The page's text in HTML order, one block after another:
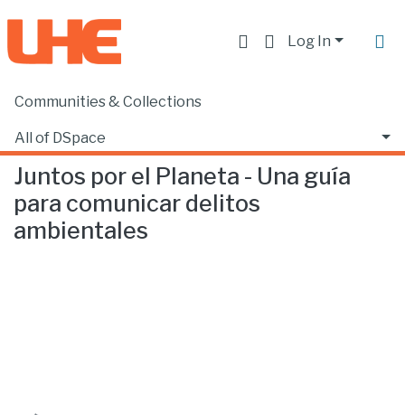
Log In
Communities & Collections
All of DSpace
Statistics
Home
Juntos por el Planeta - Una guía
para comunicar delitos
ambientales